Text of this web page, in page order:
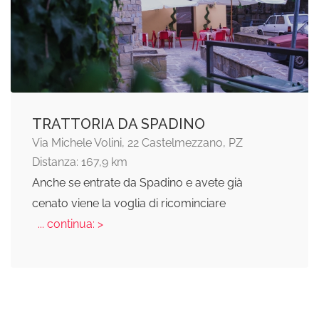
TRATTORIA DA SPADINO
Via Michele Volini, 22 Castelmezzano, PZ
Distanza: 167,9 km
Anche se entrate da Spadino e avete già
cenato viene la voglia di ricominciare
... continua: >